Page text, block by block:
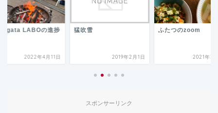
LABOの進捗
2022年4月11日
猛吹雪
2019年2月1日
ふたつのzoom
2021年3
スポンサーリンク